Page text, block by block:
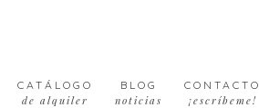
CATÁLOGO
de alquiler
BLOG
noticias
CONTACTO
¡escríbeme!